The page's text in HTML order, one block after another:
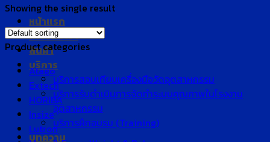
หน้าแรก
เกี่ยวกับเรา
สินค้า
บริการ
บริการสอบเทียบเครื่องมือวัดอุตสาหกรรม
บริการรับดำเนินการจัดทำระบบคุณภาพในโรงงาน
อุตสาหกรรม
บริการฝึกอบรม (Training)
บทความ
Showing the single result
Product categories
Atago
Extech
HORIBA
Insize
Lutron